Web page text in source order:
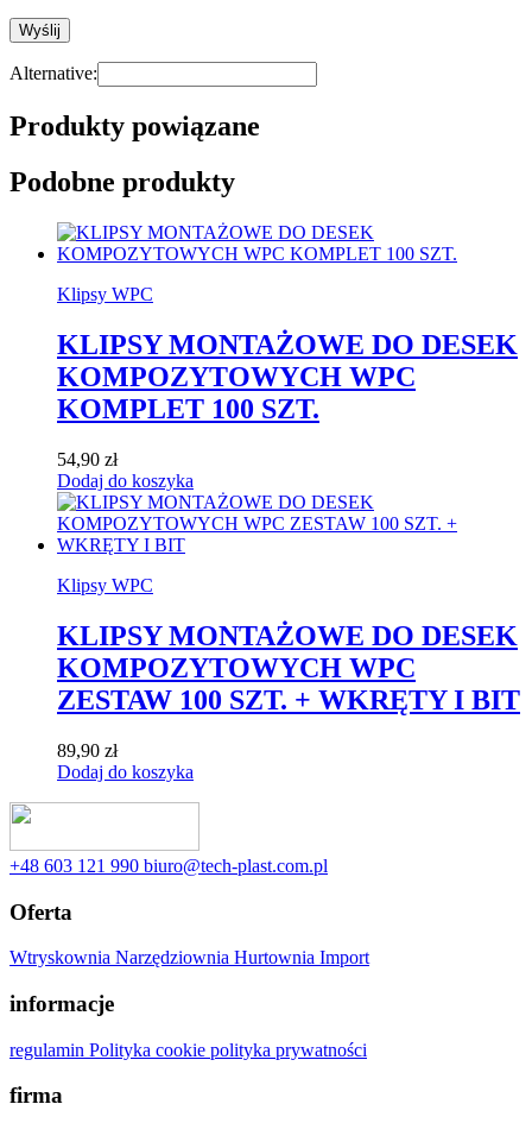
Alternative:
Produkty powiązane
Podobne produkty
Klipsy WPC
KLIPSY MONTAŻOWE DO DESEK
KOMPOZYTOWYCH WPC
KOMPLET 100 SZT.
54,90 zł
Dodaj do koszyka
Klipsy WPC
KLIPSY MONTAŻOWE DO DESEK
KOMPOZYTOWYCH WPC
ZESTAW 100 SZT. + WKRĘTY I BIT
89,90 zł
Dodaj do koszyka
‭+48 603 121 990 biuro@tech-plast.com.pl
Oferta
Wtryskownia Narzędziownia Hurtownia Import
informacje
regulamin Polityka cookie polityka prywatności
firma